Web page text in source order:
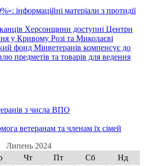
матеріали з протидії
Херсонщини доступні Центри
у Кривому Розі та Миколаєві
фонд Мінветеранів компенсує до
предметів та товарів для ведення
з числа ВПО
ветеранам та членам їх сімей
Липень 2024
Чт Пт Сб
Нд